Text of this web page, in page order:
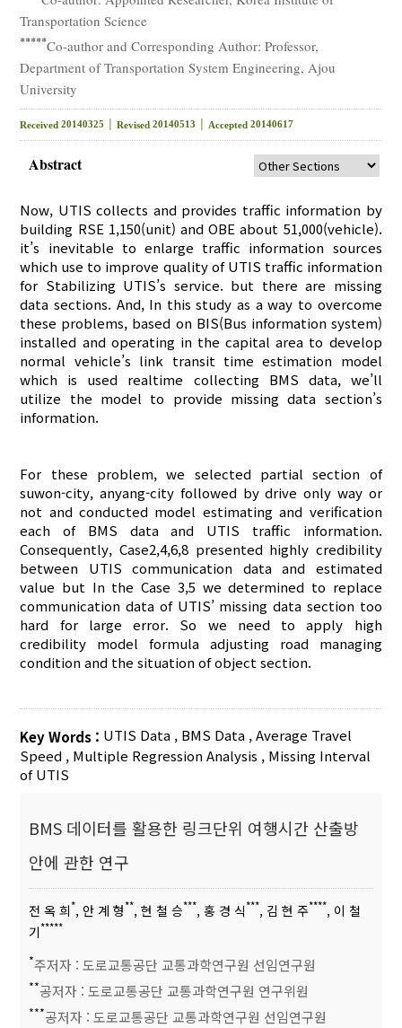
Transportation Science
*****Co-author and Corresponding Author: Professor,
Department of Transportation System Engineering, Ajou
University
Received 20140325 │Revised 20140513 │ Accepted 20140617
Abstract
Now, UTIS collects and provides traffic information by
building RSE 1,150(unit) and OBE about 51,000(vehicle).
it’s inevitable to enlarge traffic information sources
which use to improve quality of UTIS traffic information
for Stabilizing UTIS’s service. but there are missing
data sections. And, In this study as a way to overcome
these problems, based on BIS(Bus information system)
installed and operating in the capital area to develop
normal vehicle’s link transit time estimation model
which is used realtime collecting BMS data, we’ll
utilize the model to provide missing data section’s
information.
For these problem, we selected partial section of
suwon-city, anyang-city followed by drive only way or
not and conducted model estimating and verification
each of BMS data and UTIS traffic information.
Consequently, Case2,4,6,8 presented highly credibility
between UTIS communication data and estimated
value but In the Case 3,5 we determined to replace
communication data of UTIS’ missing data section too
hard for large error. So we need to apply high
credibility model formula adjusting road managing
condition and the situation of object section.
Key Words : UTIS Data , BMS Data ,Average Travel
Speed , Multiple Regression Analysis , Missing Interval
of UTIS
BMS 데이터를 활용한 링크단위 여행시간 산출방
안에 관한 연구
전 옥 희*, 안 계 형**, 현 철 승***, 홍 경 식***, 김 현 주****, 이 철
기*****
*주저자 : 도로교통공단 교통과학연구원 선임연구원
**공저자 : 도로교통공단 교통과학연구원 연구위원
***공저자 : 도로교통공단 교통과학연구원 선임연구원